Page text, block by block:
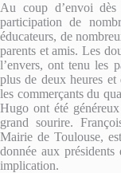
Au coup d’envoi
participation de
éducateurs, de
parents et amis. Les
l’envers, ont tenu les
plus de deux heures
les commerçants du
Hugo ont été
grand sourire.
Mairie de Toulouse,
donnée aux
implication.